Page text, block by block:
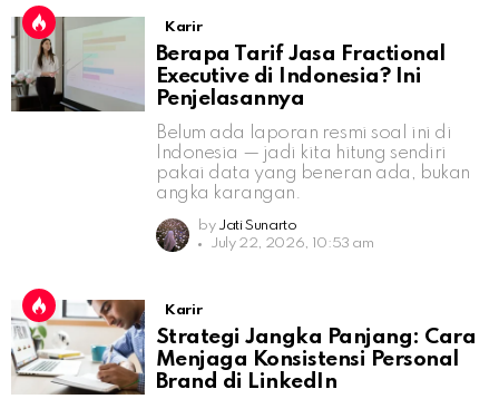
Karir
Berapa Tarif Jasa Fractional
Executive di Indonesia? Ini
Penjelasannya
Belum ada laporan resmi soal ini di
Indonesia — jadi kita hitung sendiri
pakai data yang beneran ada, bukan
angka karangan.
by Jati Sunarto
July 22, 2026, 10:53 am
Karir
Strategi Jangka Panjang: Cara
Menjaga Konsistensi Personal
Brand di LinkedIn